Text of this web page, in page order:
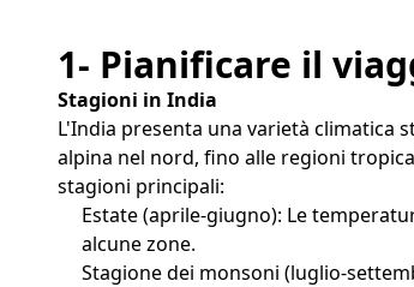
1- Pianificare il
Stagioni in India
L'India presenta una varietà climatica
alpina nel nord, fino alle regioni
stagioni principali:
Estate (aprile-giugno): Le
alcune zone.
Stagione dei monsoni (luglio-